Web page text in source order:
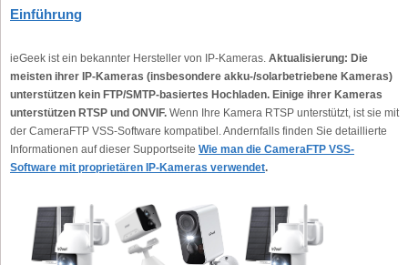
Einführung
ieGeek ist ein bekannter Hersteller von IP-Kameras. Aktualisierung: Die
meisten ihrer IP-Kameras (insbesondere akku-/solarbetriebene Kameras)
unterstützen kein FTP/SMTP-basiertes Hochladen. Einige ihrer Kameras
unterstützen RTSP und ONVIF. Wenn Ihre Kamera RTSP unterstützt, ist sie mit
der CameraFTP VSS-Software kompatibel. Andernfalls finden Sie detaillierte
Informationen auf dieser Supportseite Wie man die CameraFTP VSS-
Software mit proprietären IP-Kameras verwendet.